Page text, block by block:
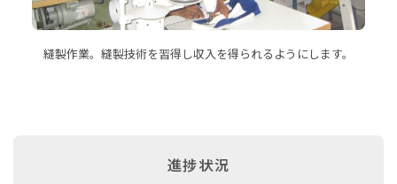
縫製作業。縫製技術を習得し収入を得られるようにします。
進捗状況